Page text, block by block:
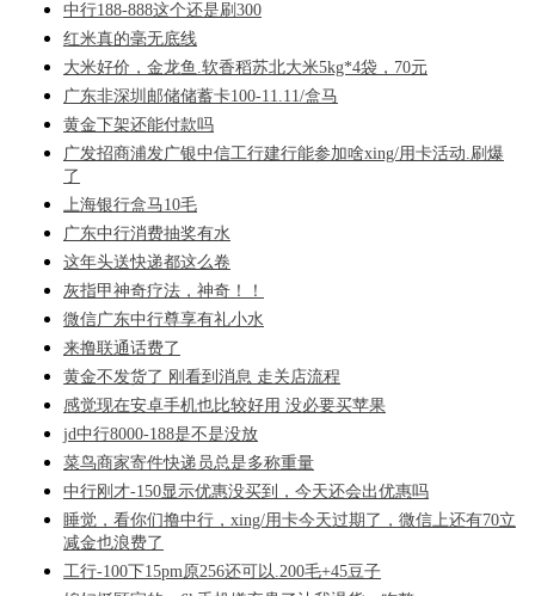
中行188-888这个还是刷300
红米真的毫无底线
大米好价，金龙鱼.软香稻苏北大米5kg*4袋，70元
广东非深圳邮储储蓄卡100-11.11/盒马
黄金下架还能付款吗
广发招商浦发广银中信工行建行能参加啥xing/用卡活动.刷爆
了
上海银行盒马10毛
广东中行消费抽奖有水
这年头送快递都这么卷
灰指甲神奇疗法，神奇！！
微信广东中行尊享有礼小水
来撸联通话费了
黄金不发货了 刚看到消息 走关店流程
感觉现在安卓手机也比较好用 没必要买苹果
jd中行8000-188是不是没放
菜鸟商家寄件快递员总是多称重量
中行刚才-150显示优惠没买到，今天还会出优惠吗
睡觉，看你们撸中行，xing/用卡今天过期了，微信上还有70立
减金也浪费了
工行-100下15pm原256还可以.200毛+45豆子